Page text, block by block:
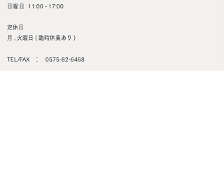
日曜日
11:00 - 17:00
定休日
月 , 火曜日 ( 臨時休業あり )
TEL/FAX ： 0575-82-6468